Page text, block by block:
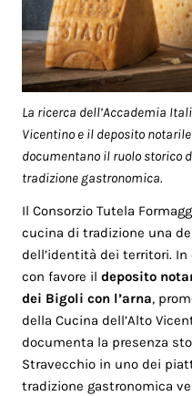
La ricerca dell’Accademia
Vicentino e il deposito
documentano il ruolo storico
tradizione gastronomica.
Il Consorzio Tutela
cucina di tradizione una
dell’identità dei territori.
con favore ildeposito
dei Bigoli con l’arna,
della Cucina dell’Alto
documenta la presenza
Stravecchio in uno dei
tradizione gastronomica